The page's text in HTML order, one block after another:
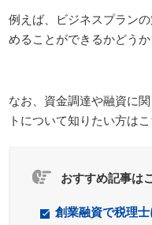
例えば、ビジネスプラン
めることができるかどうか
なお、資金調達や融資に
トについて知りたい方は
おすすめ記事は
創業融資で税理